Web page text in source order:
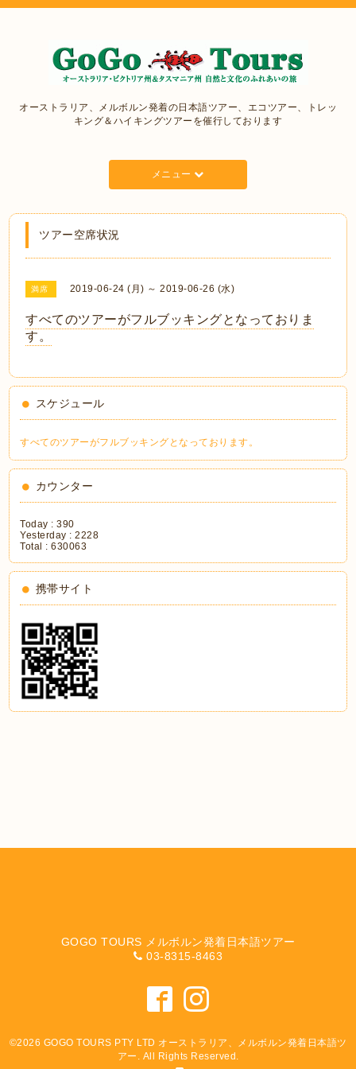
オーストラリア、メルボルン発着の日本語ツアー、エコツアー、トレッ
キング＆ハイキングツアーを催行しております
メニュー
ツアー空席状況
満席 2019-06-24 (月) ～ 2019-06-26 (水)
すべてのツアーがフルブッキングとなっておりま
す。
スケジュール
すべてのツアーがフルブッキングとなっております。
カウンター
Today :390
Yesterday :2228
Total :630063
携帯サイト
GOGO TOURS メルボルン発着日本語ツアー
03-8315-8463
©2026 GOGO TOURS PTY LTD オーストラリア、メルボルン発着日本語ツ
アー . All Rights Reserved.